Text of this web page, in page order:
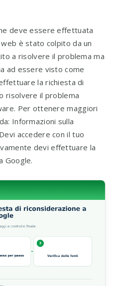
deve essere effettuata
è stato colpito da un
a risolvere il problema ma
ad essere visto come
la richiesta di
risolvere il problema
Per ottenere maggiori
Informazioni sulla
accedere con il tuo
devi effettuare la
Google.